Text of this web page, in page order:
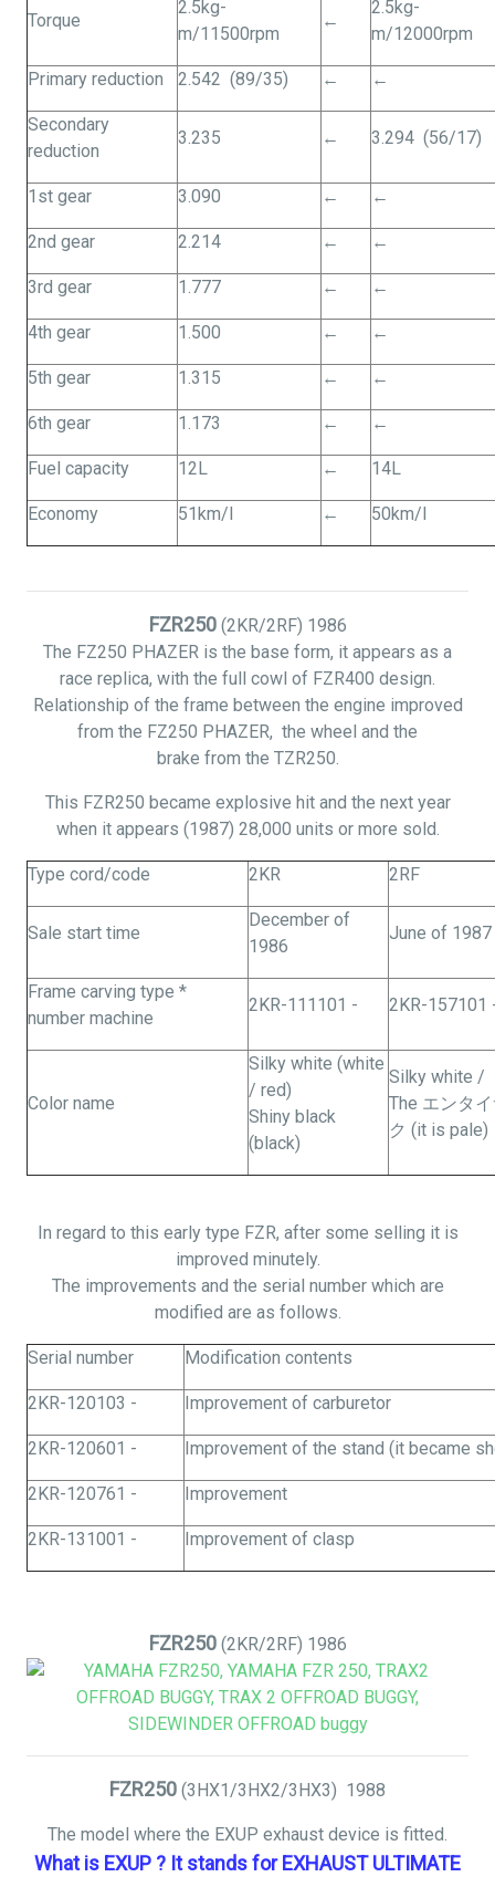
Torque
2.5kg-
m/11500rpm
←
2.5kg-
m/12000rpm
Primary reduction 2.542 (89/35) ← ←
Secondary
reduction
3.235 ← 3.294 (56/17)
1st gear 3.090 ← ←
2nd gear 2.214 ← ←
3rd gear 1.777 ← ←
4th gear 1.500 ← ←
5th gear 1.315 ← ←
6th gear 1.173 ← ←
Fuel capacity 12L ← 14L
Economy 51km/l ← 50km/l
FZR250 (2KR/2RF) 1986
The FZ250 PHAZER is the base form, it appears as a
race replica, with the full cowl of FZR400 design.
Relationship of the frame between the engine improved
from the FZ250 PHAZER, the wheel and the
brake from the TZR250.
This FZR250 became explosive hit and the next year
when it appears (1987) 28,000 units or more sold.
Type cord/code 2KR 2RF
Sale start time
December of
1986
June of 1987
Frame carving type *
number machine
2KR-111101 - 2KR-157101
Color name
Silky white (white
/ red)
Shiny black
(black)
Silky white /
The エンタ
ク (it is pale)
In regard to this early type FZR, after some selling it is
improved minutely.
The improvements and the serial number which are
modified are as follows.
Serial number Modification contents
2KR-120103 - Improvement of carburetor
2KR-120601 - Improvement of the stand (it became
2KR-120761 - Improvement
2KR-131001 - Improvement of clasp
FZR250 (2KR/2RF) 1986
FZR250 (3HX1/3HX2/3HX3) 1988
The model where the EXUP exhaust device is fitted.
What is EXUP ? It stands for EXHAUST ULTIMATE